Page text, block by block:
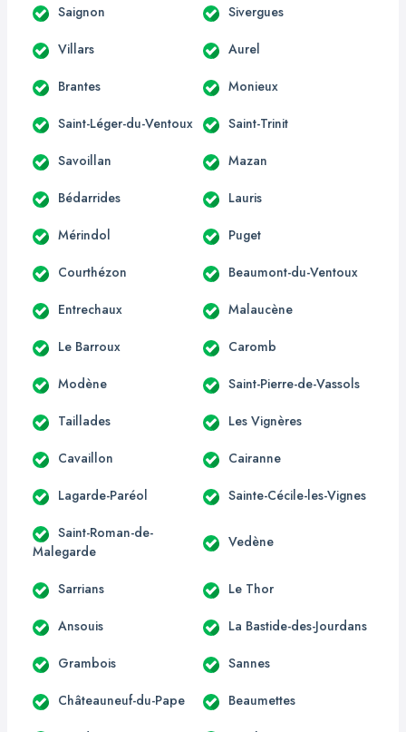
Saignon Sivergues
Villars Aurel
Brantes Monieux
Saint-Léger-du-Ventoux Saint-Trinit
Savoillan Mazan
Bédarrides Lauris
Mérindol Puget
Courthézon Beaumont-du-Ventoux
Entrechaux Malaucène
Le Barroux Caromb
Modène Saint-Pierre-de-Vassols
Taillades Les Vignères
Cavaillon Cairanne
Lagarde-Paréol Sainte-Cécile-les-Vignes
Saint-Roman-de-
Malegarde
Vedène
Sarrians Le Thor
Ansouis La Bastide-des-Jourdans
Grambois Sannes
Châteauneuf-du-Pape Beaumettes